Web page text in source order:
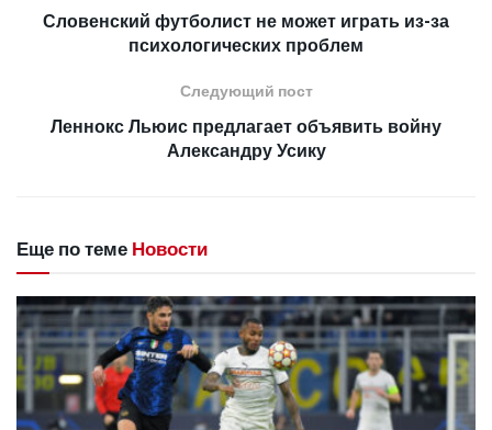
Словенский футболист не может играть из-за
психологических проблем
Следующий пост
Леннокс Льюис предлагает объявить войну
Александру Усику
Еще по теме Новости